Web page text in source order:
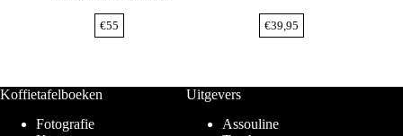
€55 €39,95
Koffietafelboeken
Fotografie
Uitgevers
Assouline